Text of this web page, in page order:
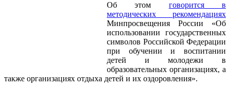
Об этом говорится в
методических рекомендациях
Минпросвещения России «Об
использовании государственных
символов Российской Федерации
при обучении и воспитании
детей и молодежи в
образовательных организациях, а
также организациях отдыха детей и их оздоровления».